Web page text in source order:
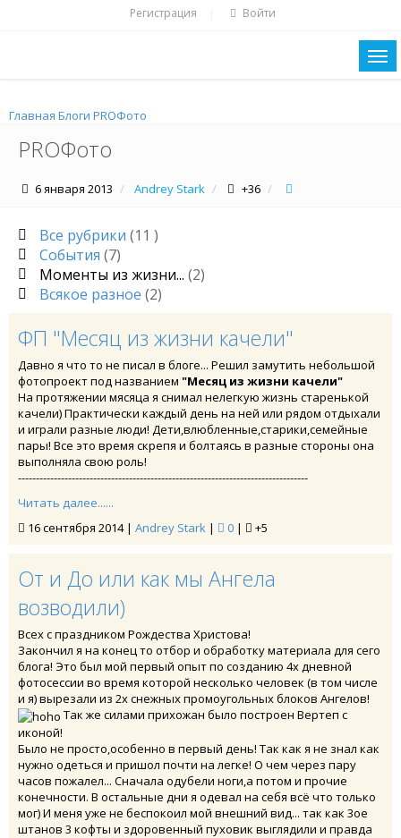
Регистрация Войти
Главная Блоги PROФото
PROФото
6 января 2013 Andrey Stark +36
Все рубрики (11 )
События (7)
Моменты из жизни... (2)
Всякое разное (2)
ФП "Месяц из жизни качели"
Давно я что то не писал в блоге... Решил замутить небольшой
фотопроект под названием "Месяц из жизни качели"
На протяжении мясяца я снимал нелегкую жизнь старенькой
качели) Практически каждый день на ней или рядом отдыхали
и играли разные люди! Дети,влюбленные,старики,семейные
пары! Все это время скрепя и болтаясь в разные стороны она
выполняла свою роль!
---------------------------------------------------------------------------------
Читать далее......
16 сентября 2014 | Andrey Stark | 0 | +5
От и До или как мы Ангела
возводили)
Всех с праздником Рождества Христова!
Закончил я на конец то отбор и обработку материала для сего
блога! Это был мой первый опыт по созданию 4х дневной
фотосессии во время которой несколько человек (в том числе
и я) вырезали из 2х снежных промоугольных блоков Ангелов!
Так же силами прихожан было построен Вертеп с
иконой!
Было не просто,особенно в первый день! Так как я не знал как
нужно одеться и пришол почти на легке! О чем через пару
часов пожалел... Сначала одубели ноги,а потом и прочие
конечности. В остальные дни я одевал на себя всё что только
мог) И меня уже не беспокоил мой внешний вид... так как 3ое
штанов 3 кофты и здоровенный пуховик выглядили и правда